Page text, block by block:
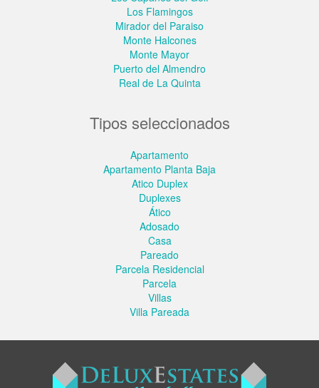
Los Flamingos
Mirador del Paraiso
Monte Halcones
Monte Mayor
Puerto del Almendro
Real de La Quinta
Tipos seleccionados
Apartamento
Apartamento Planta Baja
Atico Duplex
Duplexes
Ático
Adosado
Casa
Pareado
Parcela Residencial
Parcela
Villas
Villa Pareada